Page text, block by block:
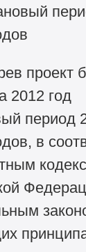
проект
2012 год
период
в